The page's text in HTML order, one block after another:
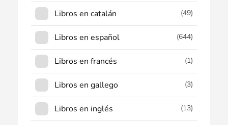
Libros en catalán (49)
Libros en español (644)
Libros en francés (1)
Libros en gallego (3)
Libros en inglés (13)